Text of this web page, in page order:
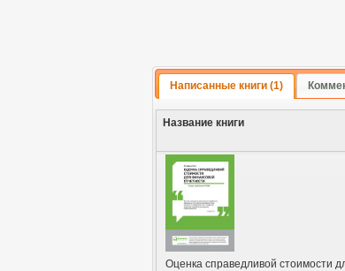
Написанные книги (1)
Название книги
Оценка справедливой стоимости